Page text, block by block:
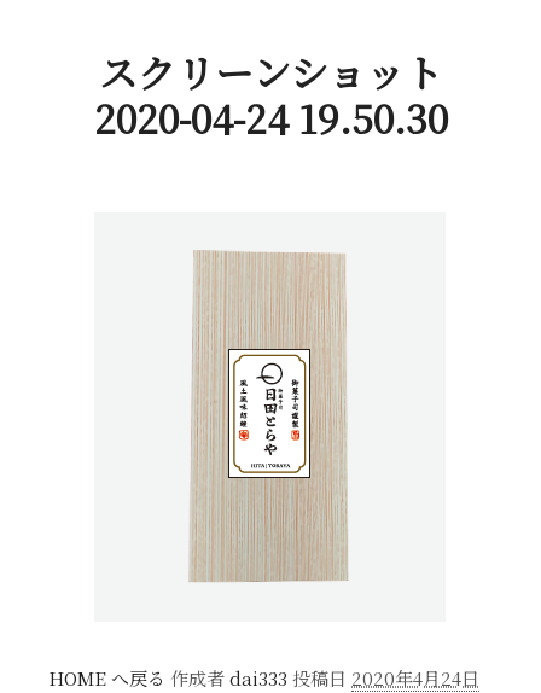
スクリーンショット
2020-04-24 19.50.30
HOME へ戻る 作成者dai333 投稿日 2020年4月24日